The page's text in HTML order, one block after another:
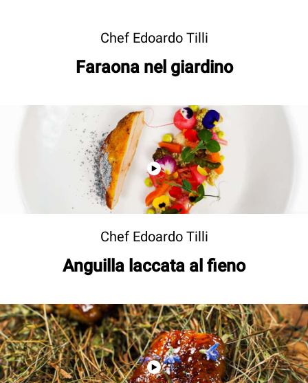
Chef Edoardo Tilli
Faraona nel giardino
Chef Edoardo Tilli
Anguilla laccata al fieno